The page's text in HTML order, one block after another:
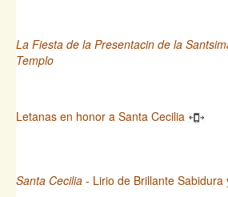
La Fiesta de la Presentacin de la
Templo
Letanas en honor a Santa Cecilia
Santa Cecilia - Lirio de Brillante Sabidura